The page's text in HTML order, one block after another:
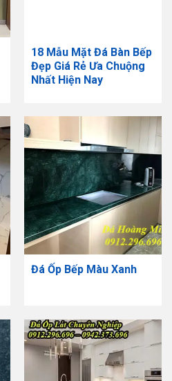
18 Mẫu Mặt Đá Bàn Bếp
Đẹp Giá Rẻ Ưa Chuộng
Nhất Hiện Nay
Đá Ốp Bếp Màu Xanh